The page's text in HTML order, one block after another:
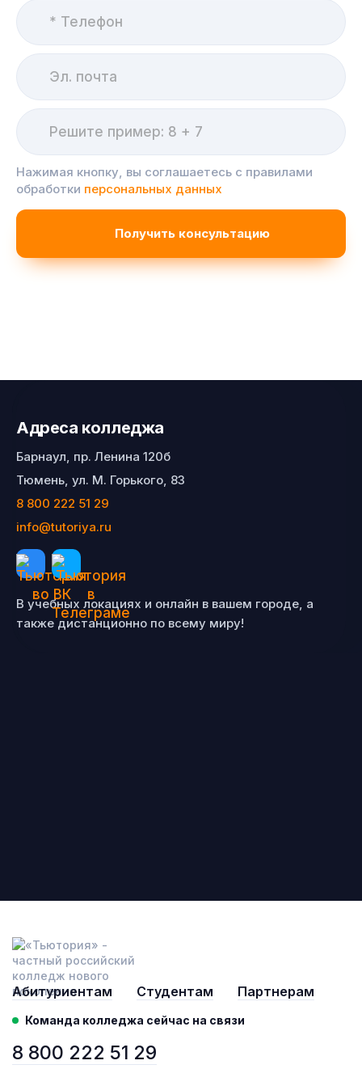
Адреса колледжа
Барнаул, пр. Ленина 120б
Тюмень, ул. М. Горького, 83
8 800 222 51 29
info@tutoriya.ru
В учебных локациях и онлайн в вашем городе, а
также дистанционно по всему миру!
Нажимая кнопку, вы соглашаетесь с правилами
обработки персональных данных
Абитуриентам Студентам Партнерам
Команда колледжа сейчас на связи
8 800 222 51 29